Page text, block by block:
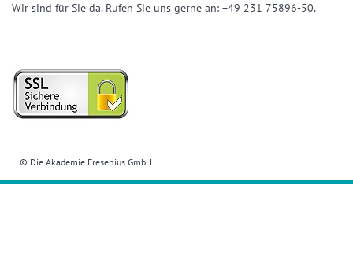
Wir sind für Sie da. Rufen Sie uns gerne an: +49 231 75896-50.
© Die Akademie Fresenius GmbH